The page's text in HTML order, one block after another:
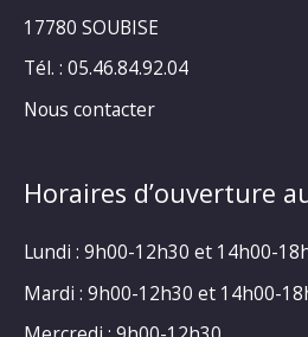
17780 SOUBISE
Tél. : 05.46.84.92.04
Nous contacter
Horaires d’ouverture
Lundi : 9h00-12h30 et 14h00-
Mardi : 9h00-12h30 et 14h00-